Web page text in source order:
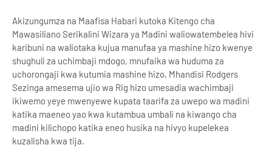
Akizungumza na Maafisa Habari kutoka Kitengo cha
Mawasiliano Serikalini Wizara ya Madini waliowatembelea hivi
karibuni na waliotaka kujua manufaa ya mashine hizo kwenye
shughuli za uchimbaji mdogo, mnufaika wa huduma za
uchorongaji kwa kutumia mashine hizo, Mhandisi Rodgers
Sezinga amesema ujio wa Rig hizo umesadia wachimbaji
ikiwemo yeye mwenyewe kupata taarifa za uwepo wa madini
katika maeneo yao kwa kutambua umbali na kiwango cha
madini kilichopo katika eneo husika na hivyo kupelekea
kuzalisha kwa tija.